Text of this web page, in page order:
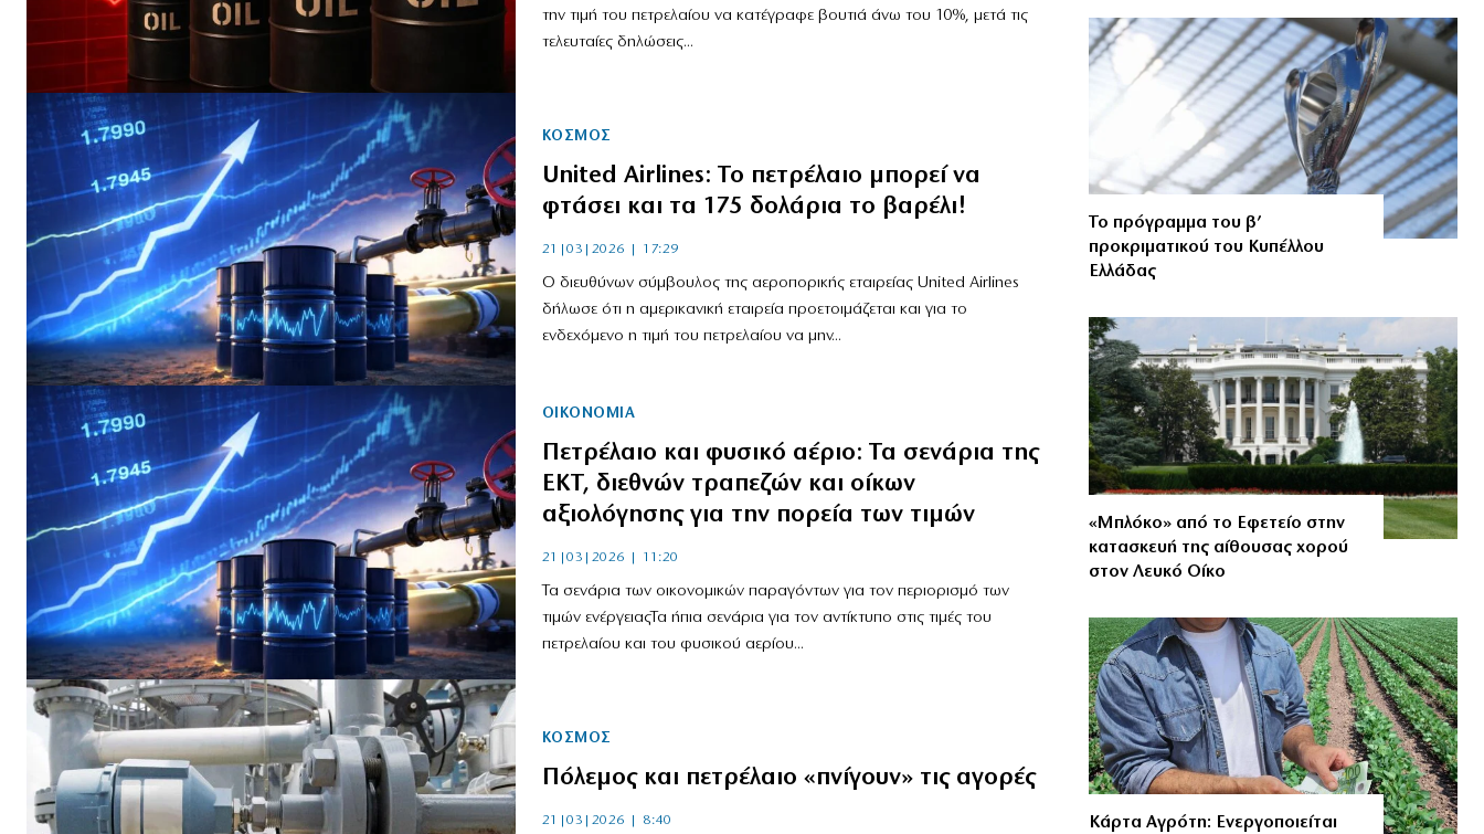
την τιμή του πετρελαίου να κατέγραφε βουτιά άνω του 10%, μετά τις
τελευταίες δηλώσεις...
ΚΟΣΜΟΣ
United Airlines: Το πετρέλαιο μπορεί να
φτάσει και τα 175 δολάρια το βαρέλι!
21|03|2026 | 17:29
Ο διευθύνων σύμβουλος της αεροπορικής εταιρείας United Airlines
δήλωσε ότι η αμερικανική εταιρεία προετοιμάζεται και για το
ενδεχόμενο η τιμή του πετρελαίου να μην...
ΟΙΚΟΝΟΜΙΑ
Πετρέλαιο και φυσικό αέριο: Τα σενάρια της
ΕΚΤ, διεθνών τραπεζών και οίκων
αξιολόγησης για την πορεία των τιμών
21|03|2026 | 11:20
Τα σενάρια των οικονομικών παραγόντων για τον περιορισμό των
τιμών ενέργειαςΤα ήπια σενάρια για τον αντίκτυπο στις τιμές του
πετρελαίου και του φυσικού αερίου...
ΚΟΣΜΟΣ
Πόλεμος και πετρέλαιο «πνίγουν» τις αγορές
21|03|2026 | 8:40
Το πρόγραμμα του β’
προκριματικού του Κυπέλλου
Ελλάδας
«Μπλόκο» από το Εφετείο στην
κατασκευή της αίθουσας χορού
στον Λευκό Οίκο
Κάρτα Αγρότη: Ενεργοποιείται